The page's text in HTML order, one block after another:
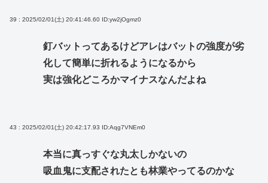
39 : 2025/02/01(土) 20:41:46.60 ID:yw2jOgmz0
釘バットってあるけどアレはバットの強度が劣
化して簡単に折れるようになるから
実は強化どころかマイナスなんだよね
43 : 2025/02/01(土) 20:42:17.93 ID:Aqg7VNEm0
本当に真っすぐな丸太しかないの
吸血鬼に支配されたとも林業やってるのかな